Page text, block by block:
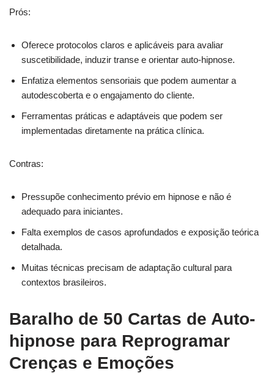
Prós:
Oferece protocolos claros e aplicáveis para avaliar
suscetibilidade, induzir transe e orientar auto-hipnose.
Enfatiza elementos sensoriais que podem aumentar a
autodescoberta e o engajamento do cliente.
Ferramentas práticas e adaptáveis que podem ser
implementadas diretamente na prática clínica.
Contras:
Pressupõe conhecimento prévio em hipnose e não é
adequado para iniciantes.
Falta exemplos de casos aprofundados e exposição teórica
detalhada.
Muitas técnicas precisam de adaptação cultural para
contextos brasileiros.
Baralho de 50 Cartas de Auto-
hipnose para Reprogramar
Crenças e Emoções